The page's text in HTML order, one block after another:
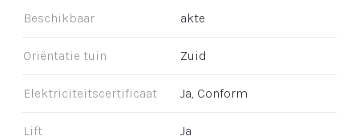
Beschikbaar akte
Oriëntatie tuin Zuid
Elektriciteitscertificaat Ja, Conform
Lift Ja